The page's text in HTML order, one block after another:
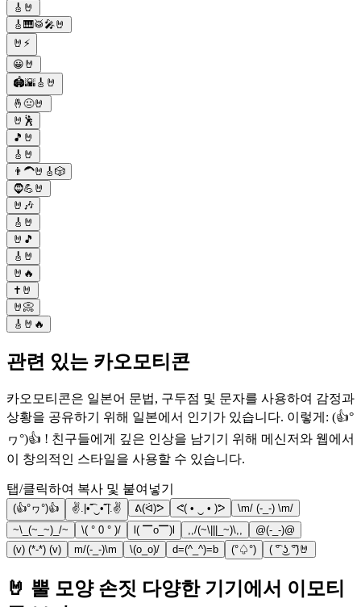
🎸🤘
🎸🎹🥁🎤🤘
🤘⚡
😀🤘
🏟🌇🎸🤘
🤞😐🤘
🤘🕺
🎵🤘
🎸🤘
👨‍🦱🤘🎸🎲
🧔💪🤘
🤘🎶
🎸🤘
🤘🎵
🎸🤘
🤘🔥
✝🤘
🤘📀
🎸🤘🔥
관련 있는 카오모티콘
카오모티콘은 일본어 문법, 구두점 및 문자를 사용하여 감정과
상황을 공유하기 위해 일본에서 인기가 있습니다. 이렇게: (👍°
ヮ°)👍 ! 친구들에게 깊은 인상을 남기기 위해 메신저와 웹에서
이 창의적인 스타일을 사용할 수 있습니다.
탭/클릭하여 복사 및 붙여넣기
(👍°ヮ°)👍 ✌.|•͡˘‿•͡˘|.✌ ᕕ(ᐛ)ᕗ ᕙ( • ‿ • )ᕗ
\m/ (-_-) \m/
~\_(~_~)_/~
\( ° 0 ° )/ l( ▔o▔)l ,,/(~\|||_~)\,,
@(-_-)@
(v) (*-*) (v)
m/(-_-)\m \(o_o)/ d=(^_^)=b (°♤°) ( ͡° ͜ʖ ͡°)🤘
🤘 뿔 모양 손짓 다양한 기기에서 이모티